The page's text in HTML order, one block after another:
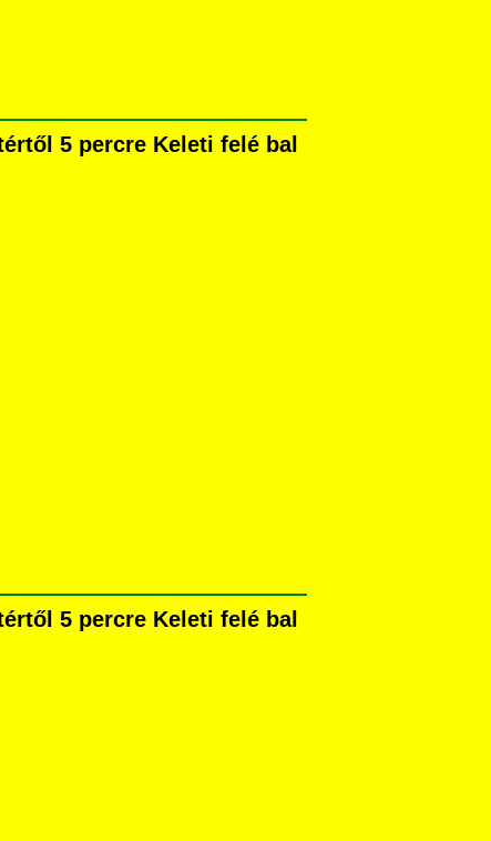
5 percre Keleti felé bal
5 percre Keleti felé bal